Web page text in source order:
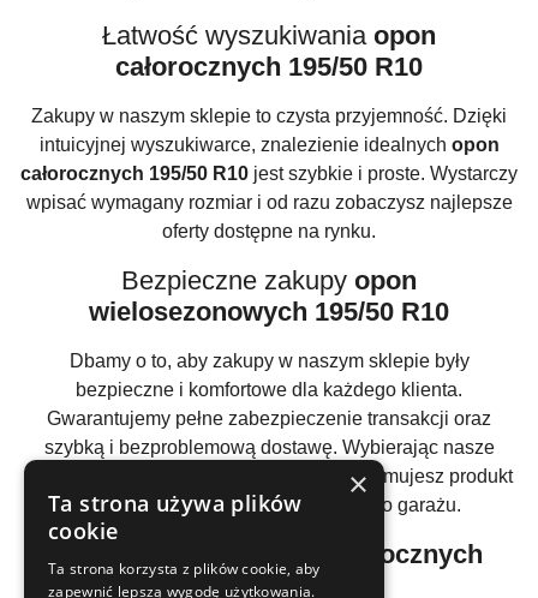
Łatwość wyszukiwania opon
całorocznych 195/50 R10
Zakupy w naszym sklepie to czysta przyjemność. Dzięki
intuicyjnej wyszukiwarce, znalezienie idealnych opon
całorocznych 195/50 R10 jest szybkie i proste. Wystarczy
wpisać wymagany rozmiar i od razu zobaczysz najlepsze
oferty dostępne na rynku.
Bezpieczne zakupy opon
wielosezonowych 195/50 R10
Dbamy o to, aby zakupy w naszym sklepie były
bezpieczne i komfortowe dla każdego klienta.
Gwarantujemy pełne zabezpieczenie transakcji oraz
szybką i bezproblemową dostawę. Wybierając nasze
, otrzymujesz produkt
najwyższej jakości prosto do twojego garażu.
opon całorocznych
195/50 R10
×
Ta strona używa plików
cookie
Ta strona korzysta z plików cookie, aby
zapewnić lepszą wygodę użytkowania.